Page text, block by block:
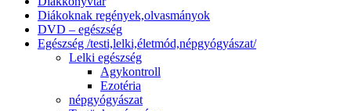
Diákoknak regények,olvasmányok
DVD – egészség
Egészség /testi,lelki,életmód,népgyógyászat/
Lelki egészség
Agykontroll
Ezotéria
népgyógyászat